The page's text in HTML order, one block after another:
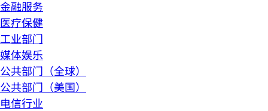
金融服务
医疗保健
工业部门
媒体娱乐
公共部门（全球）
公共部门（美国）
电信行业